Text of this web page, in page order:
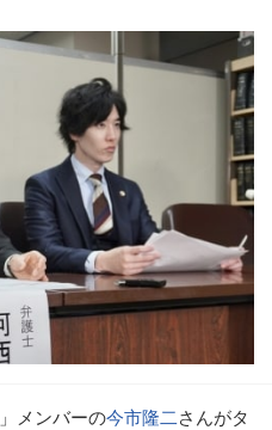
」メンバーの今市隆二さんがタ